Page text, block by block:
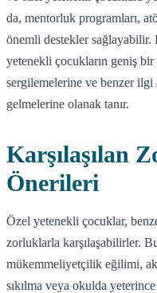
da, mentorluk programları,
önemli destekler sağlayabilir.
yetenekli çocukların geniş
sergilemelerine ve benzer ilgi
gelmelerine olanak tanır.
Karşılaşılan
Önerileri
Özel yetenekli çocuklar,
zorluklarla karşılaşabilirler.
mükemmeliyetçilik eğilimi,
sıkılma veya okulda